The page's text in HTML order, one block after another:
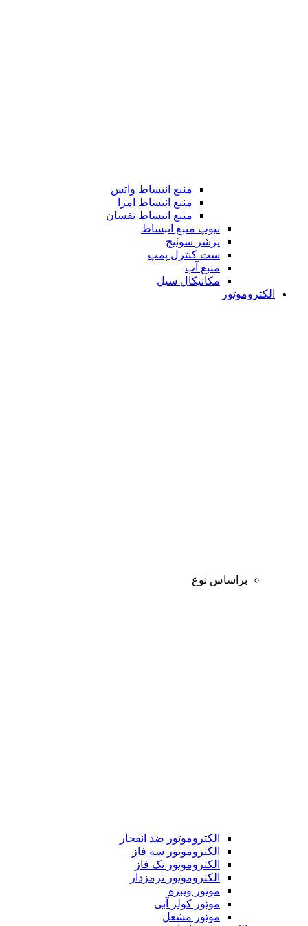
منبع انبساط واتس
منبع انبساط امرا
منبع انبساط تفسان
تیوپ منبع انبساط
پرشر سوئیچ
ست کنترل پمپ
منبع آب
مکانیکال سیل
الکتروموتور
براساس نوع
الکتروموتور ضد انفجار
الکتروموتور سه فاز
الکتروموتور تک فاز
الکتروموتور ترمزدار
موتور ویبره
موتور کولر آبی
موتور مشعل